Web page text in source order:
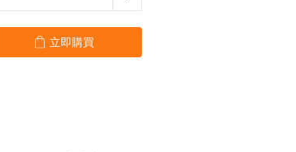
立即購買